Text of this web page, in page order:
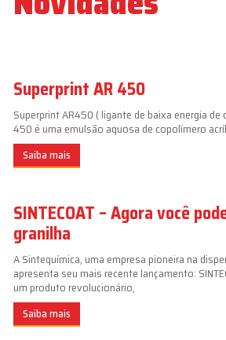
Superprint AR 450
Superprint AR450 ( ligante de baixa energia de
450 é uma emulsão aquosa de copolímero
Saiba mais
SINTECOAT – Agora você
granilha
A Sintequímica, uma empresa pioneira na
apresenta seu mais recente lançamento:
um produto revolucionário,
Saiba mais